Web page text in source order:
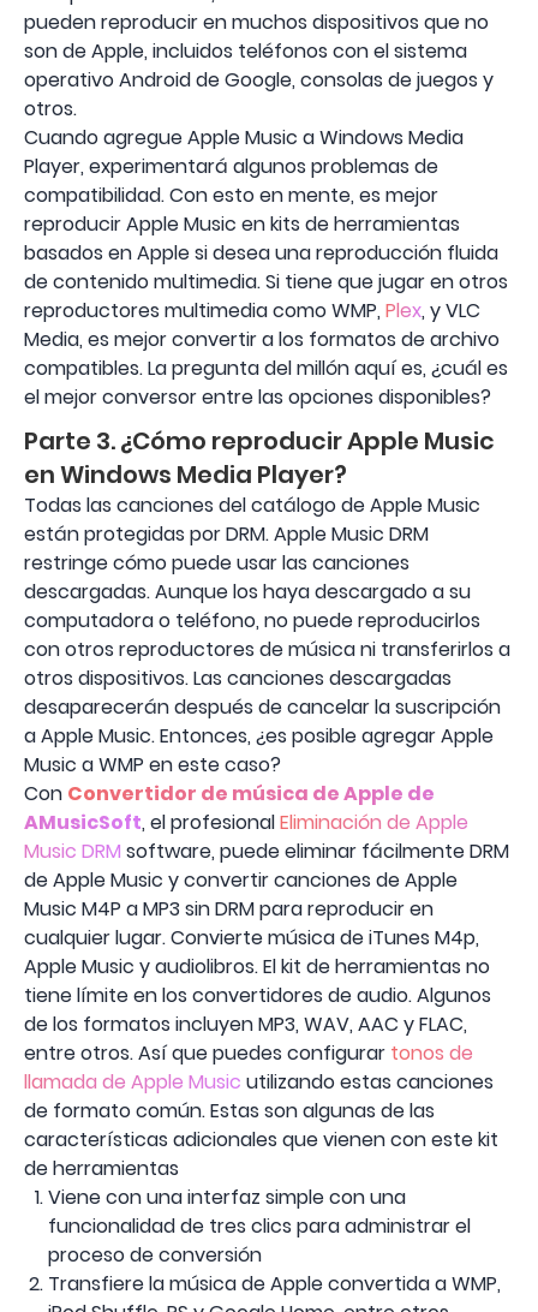
pueden reproducir en muchos dispositivos que no
son de Apple, incluidos teléfonos con el sistema
operativo Android de Google, consolas de juegos y
otros.
Cuando agregue Apple Music a Windows Media
Player, experimentará algunos problemas de
compatibilidad. Con esto en mente, es mejor
reproducir Apple Music en kits de herramientas
basados ​​en Apple si desea una reproducción fluida
de contenido multimedia. Si tiene que jugar en otros
reproductores multimedia como WMP, Plex, y VLC
Media, es mejor convertir a los formatos de archivo
compatibles. La pregunta del millón aquí es, ¿cuál es
el mejor conversor entre las opciones disponibles?
Parte 3. ¿Cómo reproducir Apple Music
en Windows Media Player?
Todas las canciones del catálogo de Apple Music
están protegidas por DRM. Apple Music DRM
restringe cómo puede usar las canciones
descargadas. Aunque los haya descargado a su
computadora o teléfono, no puede reproducirlos
con otros reproductores de música ni transferirlos a
otros dispositivos. Las canciones descargadas
desaparecerán después de cancelar la suscripción
a Apple Music. Entonces, ¿es posible agregar Apple
Music a WMP en este caso?
Con Convertidor de música de Apple de
AMusicSoft, el profesionalEliminación de Apple
Music DRM software, puede eliminar fácilmente DRM
de Apple Music y convertir canciones de Apple
Music M4P a MP3 sin DRM para reproducir en
cualquier lugar. Convierte música de iTunes M4p,
Apple Music y audiolibros. El kit de herramientas no
tiene límite en los convertidores de audio. Algunos
de los formatos incluyen MP3, WAV, AAC y FLAC,
entre otros. Así que puedes configurar tonos de
llamada de Apple Music utilizando estas canciones
de formato común. Estas son algunas de las
características adicionales que vienen con este kit
de herramientas
Viene con una interfaz simple con una
funcionalidad de tres clics para administrar el
proceso de conversión
Transfiere la música de Apple convertida a WMP,